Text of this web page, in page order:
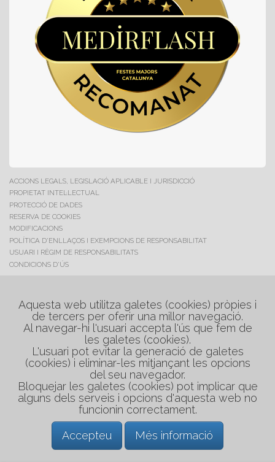
ACCIONS LEGALS, LEGISLACIÓ APLICABLE I JURISDICCIÓ
PROPIETAT INTEL·LECTUAL
PROTECCIÓ DE DADES
RESERVA DE COOKIES
MODIFICACIONS
POLÍTICA D'ENLLAÇOS I EXEMPCIONS DE RESPONSABILITAT
USUARI I RÈGIM DE RESPONSABILITATS
CONDICIONS D'ÚS
Polig. Industrial "Les Salines"
08880 Cubelles (Barcelona)
Tel. +34 938 954 048
Tel. +34 608 749 234
medirflash@medirflash.cat
Aquesta web utilitza galetes (cookies) pròpies i
de tercers per oferir una millor navegació.
Al navegar-hi l'usuari accepta l'ús que fem de
les galetes (cookies).
L'usuari pot evitar la generació de galetes
(cookies) i eliminar-les mitjançant les opcions
del seu navegador.
Bloquejar les galetes (cookies) pot implicar que
alguns dels serveis i opcions d'aquesta web no
funcionin correctament.
Accepteu
Més informació